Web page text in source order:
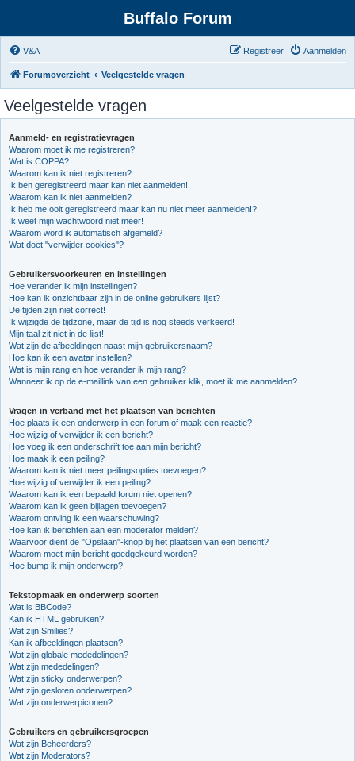
Buffalo Forum
V&A Aanmelden
Registreer
Forumoverzicht Veelgestelde vragen
Veelgestelde vragen
Aanmeld- en registratievragen
Waarom moet ik me registreren?
Wat is COPPA?
Waarom kan ik niet registreren?
Ik ben geregistreerd maar kan niet aanmelden!
Waarom kan ik niet aanmelden?
Ik heb me ooit geregistreerd maar kan nu niet meer aanmelden!?
Ik weet mijn wachtwoord niet meer!
Waarom word ik automatisch afgemeld?
Wat doet "verwijder cookies"?
Gebruikersvoorkeuren en instellingen
Hoe verander ik mijn instellingen?
Hoe kan ik onzichtbaar zijn in de online gebruikers lijst?
De tijden zijn niet correct!
Ik wijzigde de tijdzone, maar de tijd is nog steeds verkeerd!
Mijn taal zit niet in de lijst!
Wat zijn de afbeeldingen naast mijn gebruikersnaam?
Hoe kan ik een avatar instellen?
Wat is mijn rang en hoe verander ik mijn rang?
Wanneer ik op de e-maillink van een gebruiker klik, moet ik me aanmelden?
Vragen in verband met het plaatsen van berichten
Hoe plaats ik een onderwerp in een forum of maak een reactie?
Hoe wijzig of verwijder ik een bericht?
Hoe voeg ik een onderschrift toe aan mijn bericht?
Hoe maak ik een peiling?
Waarom kan ik niet meer peilingsopties toevoegen?
Hoe wijzig of verwijder ik een peiling?
Waarom kan ik een bepaald forum niet openen?
Waarom kan ik geen bijlagen toevoegen?
Waarom ontving ik een waarschuwing?
Hoe kan ik berichten aan een moderator melden?
Waarvoor dient de "Opslaan"-knop bij het plaatsen van een bericht?
Waarom moet mijn bericht goedgekeurd worden?
Hoe bump ik mijn onderwerp?
Tekstopmaak en onderwerp soorten
Wat is BBCode?
Kan ik HTML gebruiken?
Wat zijn Smilies?
Kan ik afbeeldingen plaatsen?
Wat zijn globale mededelingen?
Wat zijn mededelingen?
Wat zijn sticky onderwerpen?
Wat zijn gesloten onderwerpen?
Wat zijn onderwerpiconen?
Gebruikers en gebruikersgroepen
Wat zijn Beheerders?
Wat zijn Moderators?